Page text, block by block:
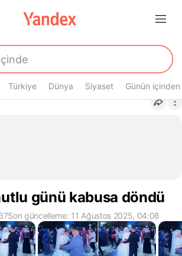
Türkiye Dünya Siyaset Günün içinden
günü kabusa döndü
Son güncelleme: 11 Ağustos 2025, 04:08